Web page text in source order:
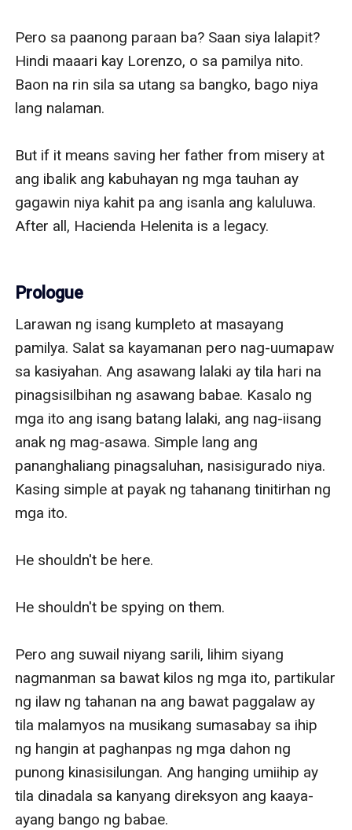
Pero sa paanong paraan ba? Saan siya lalapit?
Hindi maaari kay Lorenzo, o sa pamilya nito.
Baon na rin sila sa utang sa bangko, bago niya
lang nalaman.
But if it means saving her father from misery at
ang ibalik ang kabuhayan ng mga tauhan ay
gagawin niya kahit pa ang isanla ang kaluluwa.
After all, Hacienda Helenita is a legacy.
Prologue
Larawan ng isang kumpleto at masayang
pamilya. Salat sa kayamanan pero nag-uumapaw
sa kasiyahan. Ang asawang lalaki ay tila hari na
pinagsisilbihan ng asawang babae. Kasalo ng
mga ito ang isang batang lalaki, ang nag-iisang
anak ng mag-asawa. Simple lang ang
pananghaliang pinagsaluhan, nasisigurado niya.
Kasing simple at payak ng tahanang tinitirhan ng
mga ito.
He shouldn't be here.
He shouldn't be spying on them.
Pero ang suwail niyang sarili, lihim siyang
nagmanman sa bawat kilos ng mga ito, partikular
ng ilaw ng tahanan na ang bawat paggalaw ay
tila malamyos na musikang sumasabay sa ihip
ng hangin at paghanpas ng mga dahon ng
punong kinasisilungan. Ang hanging umiihip ay
tila dinadala sa kanyang direksyon ang kaaya-
ayang bango ng babae.